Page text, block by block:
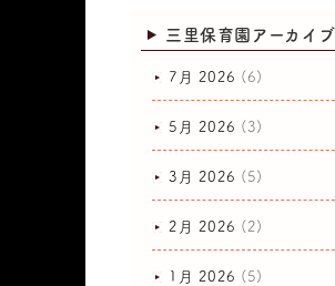
三里保育園アーカイブ
7月 2026 (6)
5月 2026 (3)
3月 2026 (5)
2月 2026 (2)
1月 2026 (5)